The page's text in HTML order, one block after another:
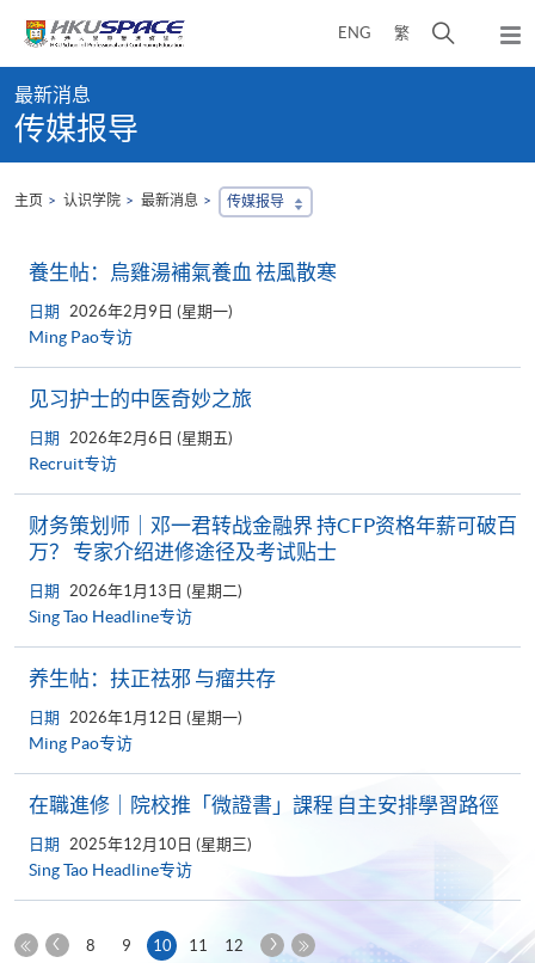
content
ENG 繁
开
弹
出
content
start
最新消息
传媒报导
主页 认识学院 最新消息 传媒报导
養生帖：烏雞湯補氣養血 祛風散寒
日期 2026年2月9日 (星期一)
Ming Pao专访
见习护士的中医奇妙之旅
日期 2026年2月6日 (星期五)
Recruit专访
财务策划师｜邓一君转战金融界 持CFP资格年薪可破百
万？ 专家介绍进修途径及考试贴士
日期 2026年1月13日 (星期二)
Sing Tao Headline专访
养生帖：扶正祛邪 与瘤共存
日期 2026年1月12日 (星期一)
Ming Pao专访
在職進修｜院校推「微證書」課程 自主安排學習路徑
日期 2025年12月10日 (星期三)
Sing Tao Headline专访
上
8 9 10本
11 12
下